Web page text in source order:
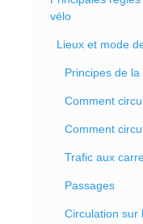
vélo
Lieux et mode
Principes de
Comment
Comment
Trafic aux
Passages
Circulation sur